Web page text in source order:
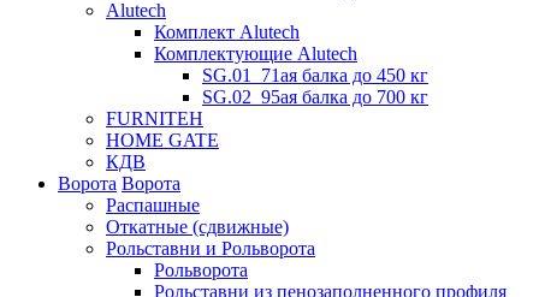
Alutech
Комплект Alutech
Комплектующие Alutech
SG.01_71ая балка до 450 кг
SG.02_95ая балка до 700 кг
FURNITEH
HOME GATE
КДВ
Ворота Ворота
Распашные
Откатные (сдвижные)
Рольставни и Рольворота
Рольворота
Рольставни из пенозаполненного профиля